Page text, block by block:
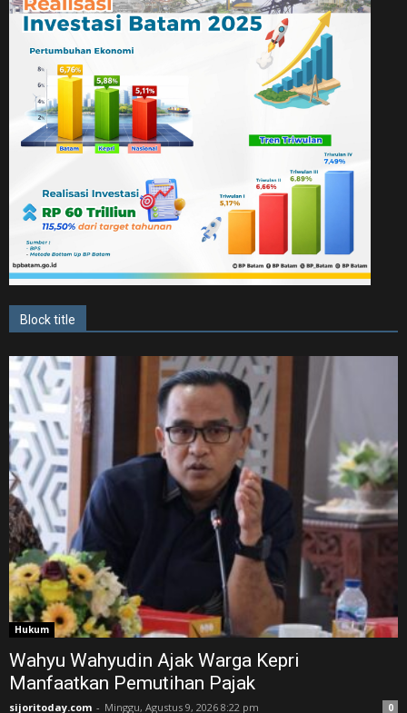
Block title
Hukum
Wahyu Wahyudin Ajak Warga Kepri
Manfaatkan Pemutihan Pajak
sijoritoday.com - Minggu, Agustus 9, 2026 8:22 pm 0